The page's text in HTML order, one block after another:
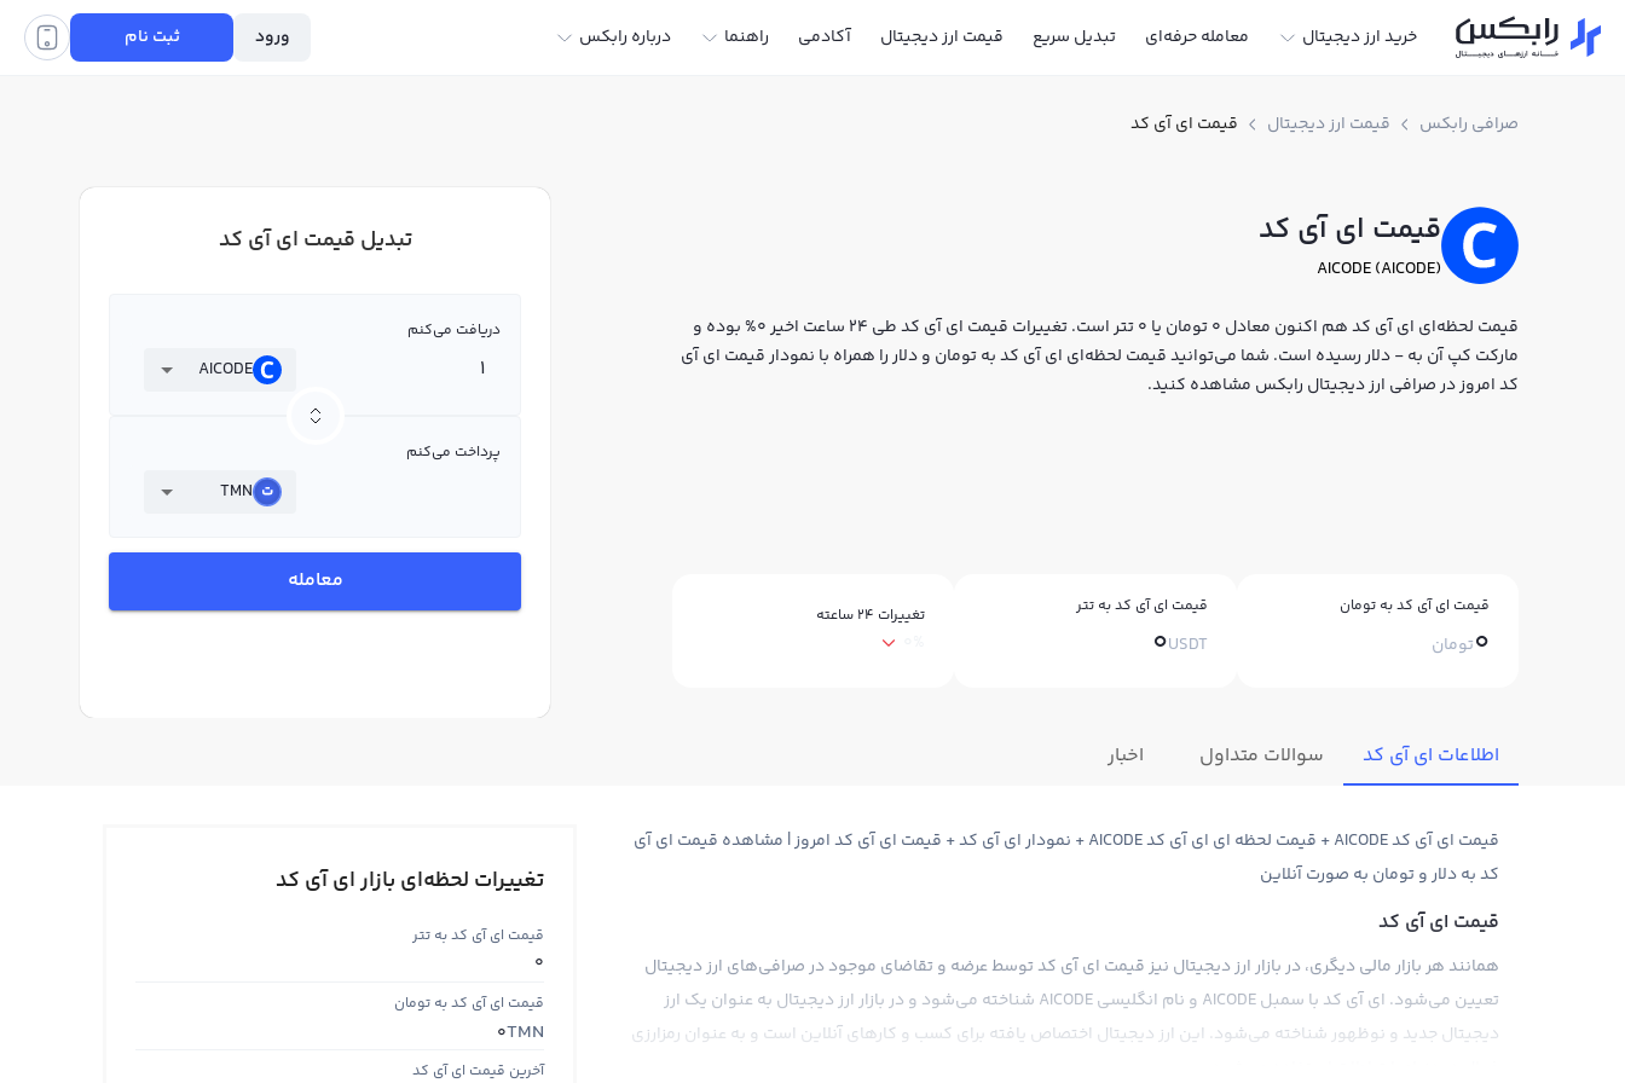
خرید ارز دیجیتال معامله حرفه‌ای تبدیل سریع قیمت ارز دیجیتال آکادمی راهنما درباره رابکس ورود ثبت نام
صرافی رابکس قیمت ارز دیجیتال قیمت ای آی کد
قیمت ای آی کد
AICODE (AICODE)
قیمت لحظه‌ای ای آی کد هم اکنون معادل 0 تومان یا 0 تتر است. تغییرات قیمت ای آی کد طی 24 ساعت اخیر 0% بوده و
مارکت کپ آن به - دلار رسیده است. شما می‌توانید قیمت لحظه‌ای ای آی کد به تومان و دلار را همراه با نمودار قیمت ای آی
کد امروز در صرافی ارز دیجیتال رابکس مشاهده کنید.
قیمت ای آی کد به تومان
0تومان
قیمت ای آی کد به تتر
0USDT
تغییرات ۲۴ ساعته
تبدیل قیمت ای آی کد
دریافت می‌کنم
AICODE
پرداخت می‌کنم
TMN
معامله
اطلاعات ای آی کد سوالات متداول اخبار
قیمت ای آی کد AICODE + قیمت لحظه ای ای آی کد AICODE + نمودار ای آی کد + قیمت ای آی کد امروز | مشاهده قیمت ای آی
کد به دلار و تومان به صورت آنلاین
قیمت ای آی کد
همانند هر بازار مالی دیگری، در بازار ارز دیجیتال نیز قیمت ای آی کد توسط عرضه و تقاضای موجود در صرافی‌های ارز دیجیتال
تعیین می‌شود. ای آی کد با سمبل AICODE و نام انگلیسی AICODE شناخته می‌شود و در بازار ارز دیجیتال به عنوان یک ارز
دیجیتال جدید و نوظهور شناخته می‌شود. این ارز دیجیتال اختصاص یافته برای کسب و کارهای آنلاین است و به عنوان رمزارزی
تغییرات لحظه‌ای بازار ای آی کد
قیمت ای آی کد به تتر
0
قیمت ای آی کد به تومان
TMN
0
آخرین قیمت ای آی کد